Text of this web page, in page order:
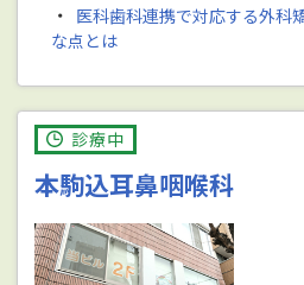
・ 医科歯科連携で対応する外科
な点とは
診療中
本駒込耳鼻咽喉科